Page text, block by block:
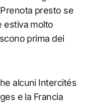
presto se
estiva molto
prima dei
alcuni Intercités
e la Francia